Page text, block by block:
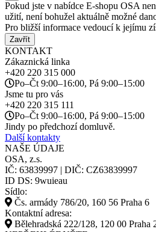
Pokud jste v nabídce E-shopu OSA
užití, není bohužel aktuálně možné
Pro bližší informace vedoucí k jejímu
Zavřít
KONTAKT
Zákaznická linka
+420 220 315 000
Po–Čt 9:00–16:00, Pá 9:00–15:00
Jsme tu pro vás
+420 220 315 111
Po–Čt 9:00–16:00, Pá 9:00–15:00
Jindy po předchozí domluvě.
Další kontakty
NAŠE ÚDAJE
OSA, z.s.
IČ: 63839997 | DIČ: CZ63839997
ID DS: 9wuieau
Sídlo:
Čs. armády 786/20, 160 56 Praha 6
Kontaktní adresa:
Bělehradská 222/128, 120 00 Praha